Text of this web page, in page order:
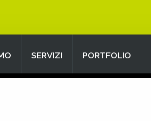
Site
SERVIZI PORTFOLIO